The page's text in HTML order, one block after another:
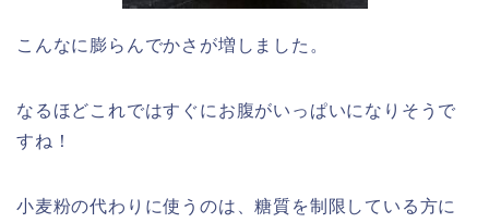
こんなに膨らんでかさが増しました。
なるほどこれではすぐにお腹がいっぱいになりそうで
すね！
小麦粉の代わりに使うのは、糖質を制限している方に